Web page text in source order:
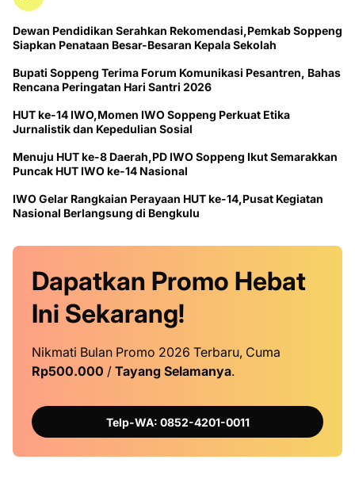
Dewan Pendidikan Serahkan Rekomendasi,Pemkab Soppeng
Siapkan Penataan Besar-Besaran Kepala Sekolah
Bupati Soppeng Terima Forum Komunikasi Pesantren, Bahas
Rencana Peringatan Hari Santri 2026
HUT ke-14 IWO,Momen IWO Soppeng Perkuat Etika
Jurnalistik dan Kepedulian Sosial
Menuju HUT ke-8 Daerah,PD IWO Soppeng Ikut Semarakkan
Puncak HUT IWO ke-14 Nasional
IWO Gelar Rangkaian Perayaan HUT ke-14,Pusat Kegiatan
Nasional Berlangsung di Bengkulu
Dapatkan Promo Hebat
Ini Sekarang!
Nikmati Bulan Promo 2026 Terbaru, Cuma
Rp500.000 / Tayang Selamanya.
Telp-WA: 0852-4201-0011